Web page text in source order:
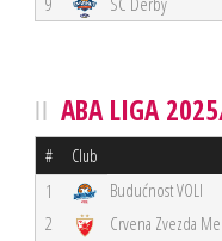
ABA LIGA
# Club
1 Budućnost VOLI
2
Crvena Zvezda